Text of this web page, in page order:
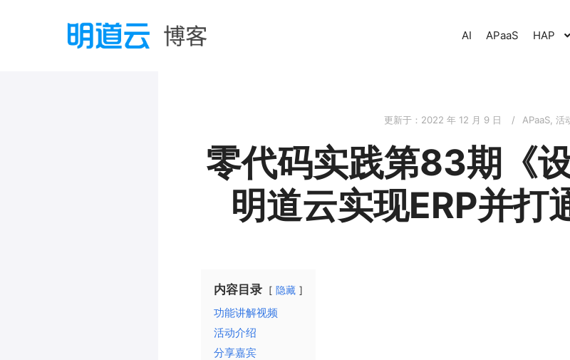
AI APaaS HAP
更新于： 2022 年 12 月 9 日 APaaS, 活
零代码实践第83期《
明道云实现ERP并打
内容目录 隐藏
功能讲解视频
活动介绍
分享嘉宾